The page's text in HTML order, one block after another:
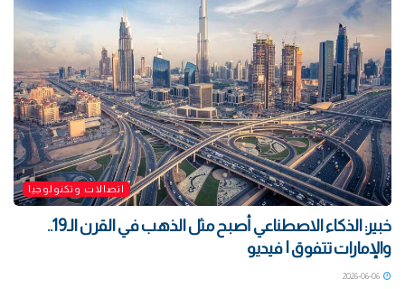
اتصالات وتكنولوجيا
خبير: الذكاء الاصطناعي أصبح مثل الذهب في القرن الـ19..
والإمارات تتفوق | فيديو